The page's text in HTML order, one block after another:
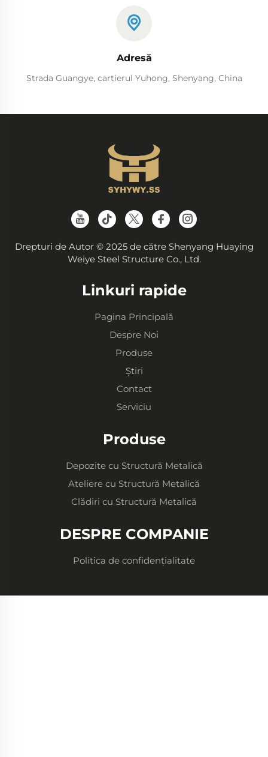
Adresă
Strada Guangye, cartierul Yuhong, Shenyang, China
Drepturi de Autor © 2025 de către Shenyang Huaying
Weiye Steel Structure Co., Ltd.
Linkuri rapide
Pagina Principală
Despre Noi
Produse
Știri
Contact
Serviciu
Produse
Depozite cu Structură Metalică
Ateliere cu Structură Metalică
Clădiri cu Structură Metalică
DESPRE COMPANIE
Politica de confidențialitate